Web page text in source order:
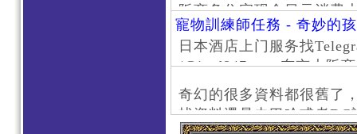
阪商务住宅现金日元消费
京风俗 #大阪风俗 #东京
上门服务新宿风俗 #梅田
#日本萝莉 #大阪萝莉 #日
寵物訓練師任務 - 奇妙的
日本酒店上门服务找
/@jptd847utpp 东京大阪
京旅游 #大阪旅游 #东京
东京上门服务 #大阪上门
心斋桥风俗 #日本女孩 #
奇幻的很多資料都很舊了
找資料還是去巴哈或者